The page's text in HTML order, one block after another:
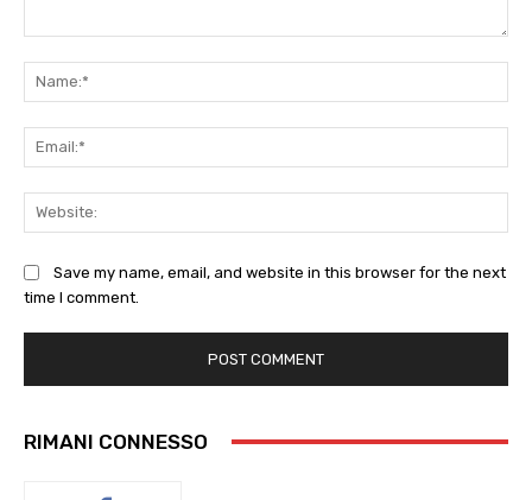
Save my name, email, and website in this browser for the next
time I comment.
RIMANI CONNESSO